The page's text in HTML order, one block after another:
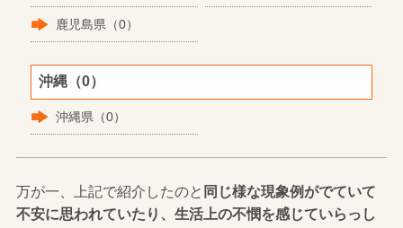
鹿児島県（0）
沖縄（0）
沖縄県（0）
万が一、上記で紹介したのと 同じ様な現象例がでていて
不安に思われていたり、生活上の不憫を感じていらっし